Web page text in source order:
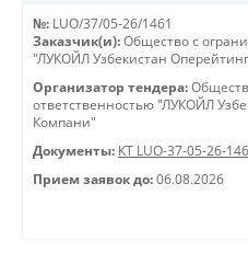
№: LUO/37/05-26/1461
Заказчик(и): Общество с
"ЛУКОЙЛ Узбекистан
Организатор тендера:
ответственностью "ЛУКОЙЛ
Компани"
Документы: КТ LUO-37-05-26-
Прием заявок до: 06.08.2026